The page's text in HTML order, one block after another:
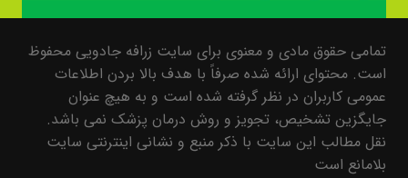
تمامی حقوق مادی و معنوی برای سایت زرافه جادویی محفوظ
است. محتوای ارائه شده صرفاً با هدف بالا بردن اطلاعات
عمومی کاربران در نظر گرفته شده است و به هیچ عنوان
جایگزین تشخیص، تجویز و روش درمان پزشک نمی باشد.
نقل مطالب این سایت با ذکر منبع و نشانی اینترنتی سایت
بلامانع است